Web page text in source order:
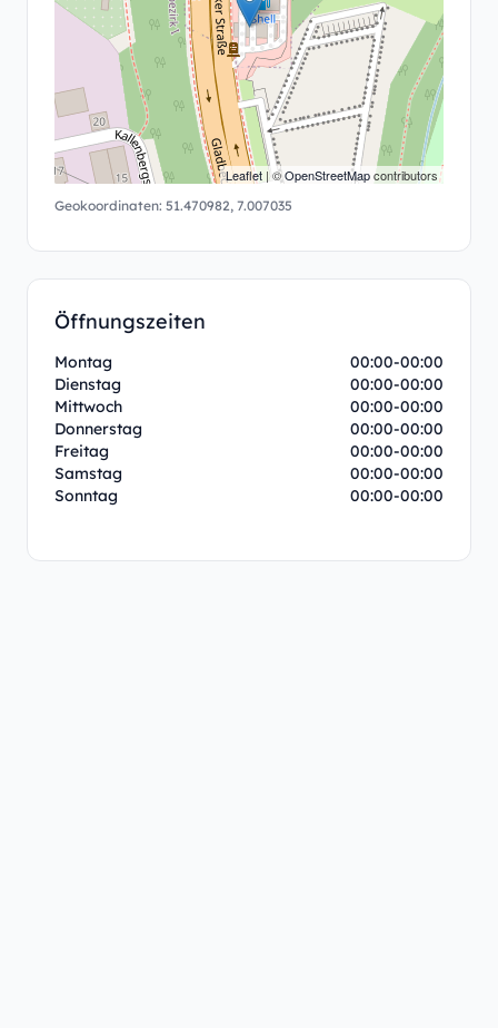
Leaflet | ©OpenStreetMapcontributors
Geokoordinaten: 51.470982, 7.007035
Öffnungszeiten
Montag
00:00-00:00
Dienstag
00:00-00:00
Mittwoch
00:00-00:00
Donnerstag
00:00-00:00
Freitag
00:00-00:00
Samstag
00:00-00:00
Sonntag
00:00-00:00